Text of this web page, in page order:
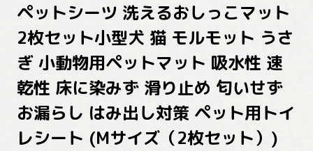
ペットシーツ 洗えるおしっこマット
2枚セット小型犬 猫 モルモット うさ
ぎ 小動物用ペットマット 吸水性 速
乾性 床に染みず 滑り止め 匂いせず
お漏らし はみ出し対策 ペット用トイ
レシート (Mサイズ（2枚セット）)